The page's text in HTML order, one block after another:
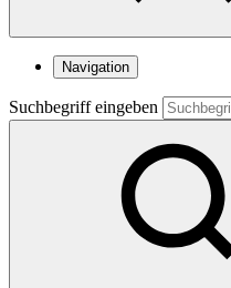
Navigation
Suchbegriff eingeben